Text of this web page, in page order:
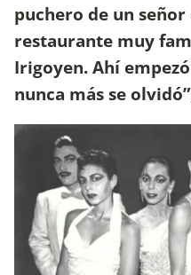
puchero de un
restaurante muy
Irigoyen. Ahí
nunca más se olvidó”